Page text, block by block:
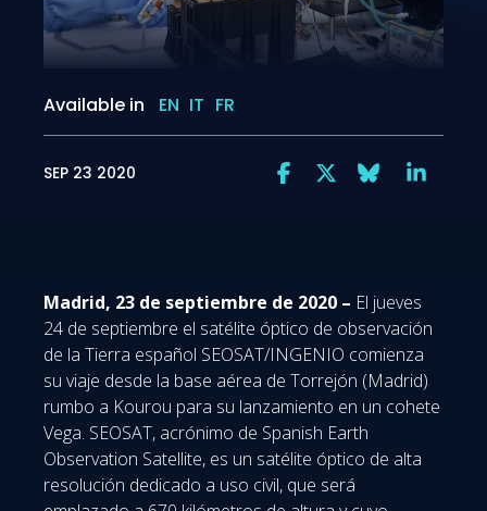
Available in EN IT FR
SEP 23 2020
Madrid, 23 de septiembre de 2020 – El jueves
24 de septiembre el satélite óptico de observación
de la Tierra español SEOSAT/INGENIO comienza
su viaje desde la base aérea de Torrejón (Madrid)
rumbo a Kourou para su lanzamiento en un cohete
Vega. SEOSAT, acrónimo de Spanish Earth
Observation Satellite, es un satélite óptico de alta
resolución dedicado a uso civil, que será